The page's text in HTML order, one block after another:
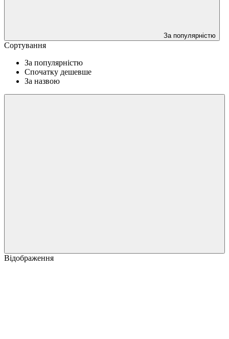
За популярністю
Сортування
За популярністю
Спочатку дешевше
За назвою
Відображення